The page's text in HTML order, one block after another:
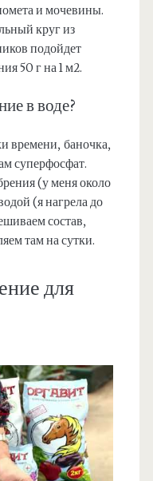
и мочевины.
круг из
подойдет
50 г на 1 м2.
в воде?
времени, баночка,
суперфосфат.
(у меня около
(я нагрела до
состав,
там на сутки.
для